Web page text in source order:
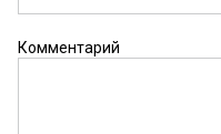
Комментарий